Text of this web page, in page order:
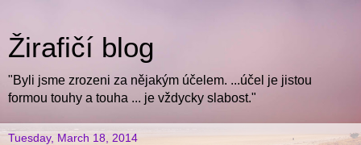
Žirafičí blog
"Byli jsme zrozeni za nějakým účelem. ...účel je jistou
formou touhy a touha ... je vždycky slabost."
Tuesday, March 18, 2014